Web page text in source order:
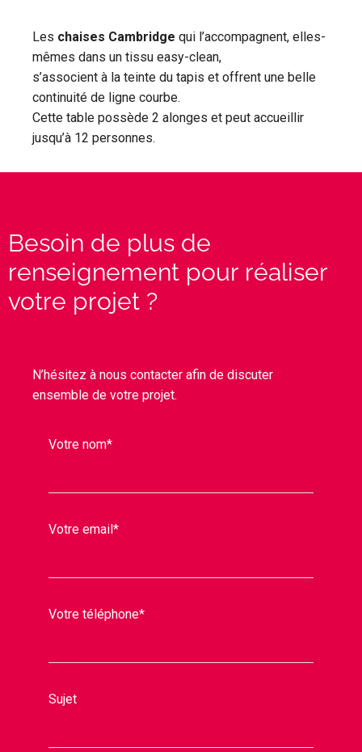
Les chaises Cambridge qui l’accompagnent, elles-
mêmes dans un tissu easy-clean,
s’associent à la teinte du tapis et offrent une belle
continuité de ligne courbe.
Cette table possède 2 alonges et peut accueillir
jusqu’à 12 personnes.
Besoin de plus de
renseignement pour réaliser
votre projet ?
N’hésitez à nous contacter afin de discuter
ensemble de votre projet.
Votre nom*
Votre email*
Votre téléphone*
Sujet
PREVIOUS ARTICLE